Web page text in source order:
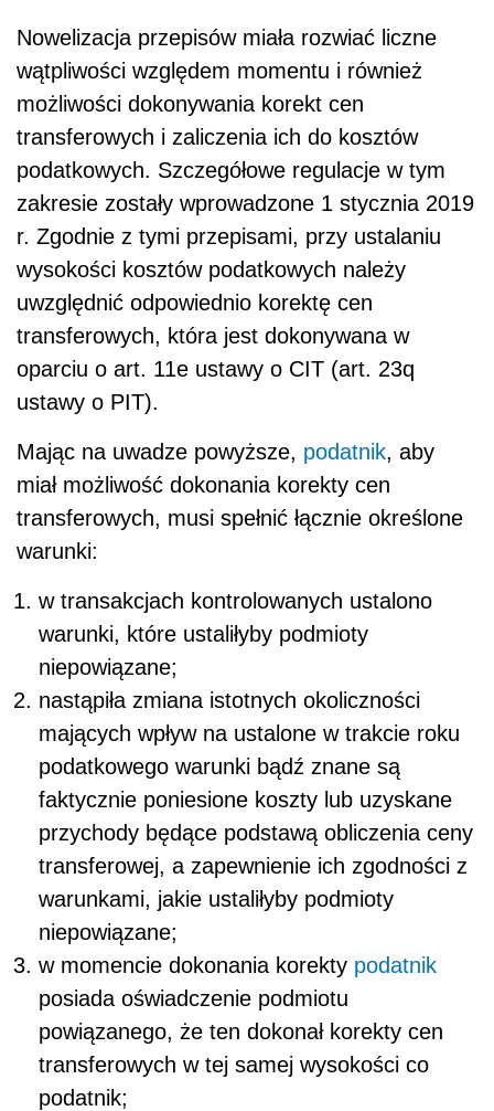
Nowelizacja przepisów miała rozwiać liczne
wątpliwości względem momentu i również
możliwości dokonywania korekt cen
transferowych i zaliczenia ich do kosztów
podatkowych. Szczegółowe regulacje w tym
zakresie zostały wprowadzone 1 stycznia 2019
r. Zgodnie z tymi przepisami, przy ustalaniu
wysokości kosztów podatkowych należy
uwzględnić odpowiednio korektę cen
transferowych, która jest dokonywana w
oparciu o art. 11e ustawy o CIT (art. 23q
ustawy o PIT).
Mając na uwadze powyższe, podatnik, aby
miał możliwość dokonania korekty cen
transferowych, musi spełnić łącznie określone
warunki:
w transakcjach kontrolowanych ustalono
warunki, które ustaliłyby podmioty
niepowiązane;
nastąpiła zmiana istotnych okoliczności
mających wpływ na ustalone w trakcie roku
podatkowego warunki bądź znane są
faktycznie poniesione koszty lub uzyskane
przychody będące podstawą obliczenia ceny
transferowej, a zapewnienie ich zgodności z
warunkami, jakie ustaliłyby podmioty
niepowiązane;
w momencie dokonania korekty podatnik
posiada oświadczenie podmiotu
powiązanego, że ten dokonał korekty cen
transferowych w tej samej wysokości co
podatnik;